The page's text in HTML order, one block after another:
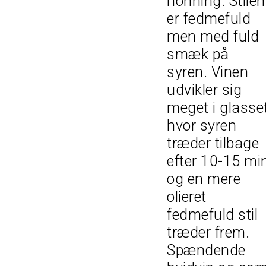
er fedmefuld
men med fuld
smæk på
syren. Vinen
udvikler sig
meget i
hvor syren
træder tilbage
efter 10-15
og en mere
olieret
fedmefuld stil
træder frem.
Spændende